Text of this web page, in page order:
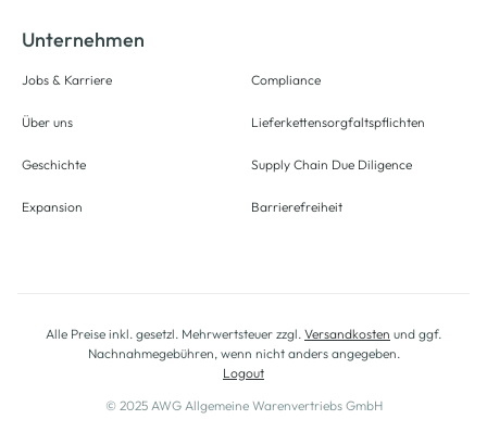
Unternehmen
Jobs & Karriere
Über uns
Geschichte
Expansion
Compliance
Lieferkettensorgfaltspflichten
Supply Chain Due Diligence
Barrierefreiheit
Alle Preise inkl. gesetzl. Mehrwertsteuer zzgl. Versandkosten und ggf.
Nachnahmegebühren, wenn nicht anders angegeben.
Logout
© 2025 AWG Allgemeine Warenvertriebs GmbH